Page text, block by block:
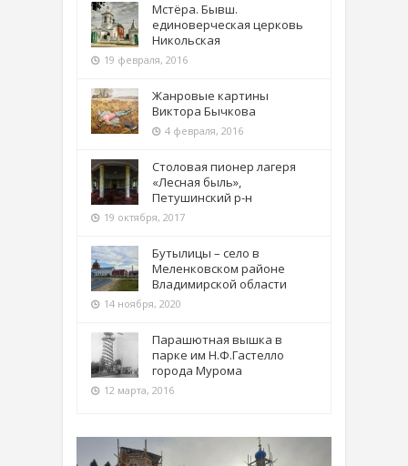
Мстёра. Бывш.
единоверческая церковь
Никольская
19 февраля, 2016
Жанровые картины
Виктора Бычкова
4 февраля, 2016
Столовая пионер лагеря
«Лесная быль»,
Петушинский р-н
19 октября, 2017
Бутылицы – село в
Меленковском районе
Владимирской области
14 ноября, 2020
Парашютная вышка в
парке им Н.Ф.Гастелло
города Мурома
12 марта, 2016